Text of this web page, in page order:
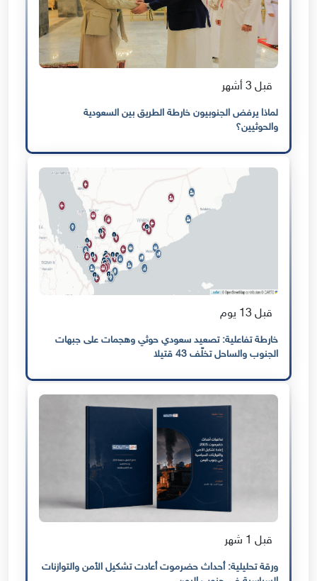
قبل 3 أشهر
لماذا يرفض الجنوبيون خارطة الطريق بين السعودية
والحوثيين؟
قبل 13 يوم
خارطة تفاعلية: تصعيد سعودي حوثي وهجمات على جبهات
الجنوب والساحل تخلّف 43 قتيلا
قبل 1 شهر
ورقة تحليلية: أحداث حضرموت أعادت تشكيل الأمن والتوازنات